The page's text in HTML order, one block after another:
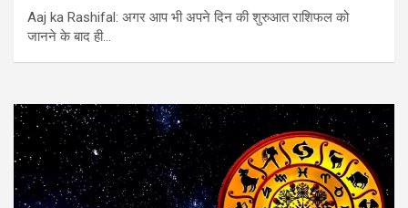
Aaj ka Rashifal: अगर आप भी अपने दिन की शुरुआत राशिफल को
जानने के बाद ही…